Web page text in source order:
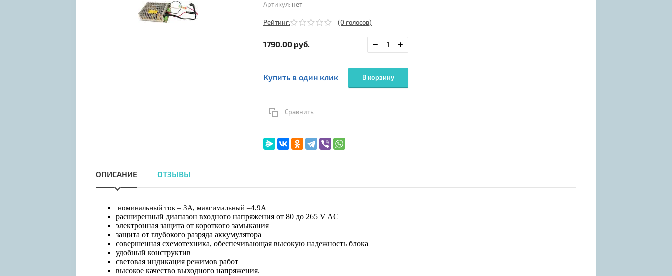
Артикул: нет
Рейтинг: (0 голосов)
1790.00 руб.
Купить в один клик В корзину
Сравнить
ОПИСАНИЕ ОТЗЫВЫ
номинальный ток – 3А, максимальный –4.9А
расширенный диапазон входного напряжения от 80 до 265 V AC
электронная защита от короткого замыкания
защита от глубокого разряда аккумулятора
совершенная схемотехника, обеспечивающая высокую надежность блока
удобный конструктив
световая индикация режимов работ
высокое качество выходного напряжения.